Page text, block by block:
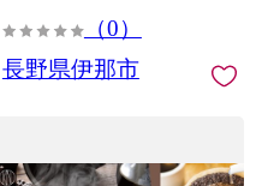
（0）
長野県伊那市